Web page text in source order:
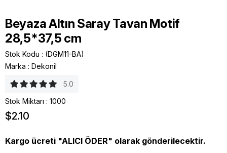
Beyaza Altın Saray Tavan Motif
28,5*37,5 cm
Stok Kodu
(DGM11-BA)
Marka : Dekonil
5.0
Stok Miktarı : 1000
$2.10
Kargo ücreti "ALICI ÖDER" olarak gönderilecektir.